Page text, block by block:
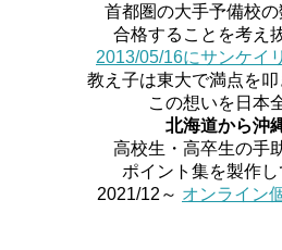
首都圏の大手予備校の
合格することを考え
2013/05/16にサンケイ
教え子は東大で満点を叩
この想いを日本
北海道から沖
高校生・高卒生の手
ポイント集を製作し
2021/12～ オンライン